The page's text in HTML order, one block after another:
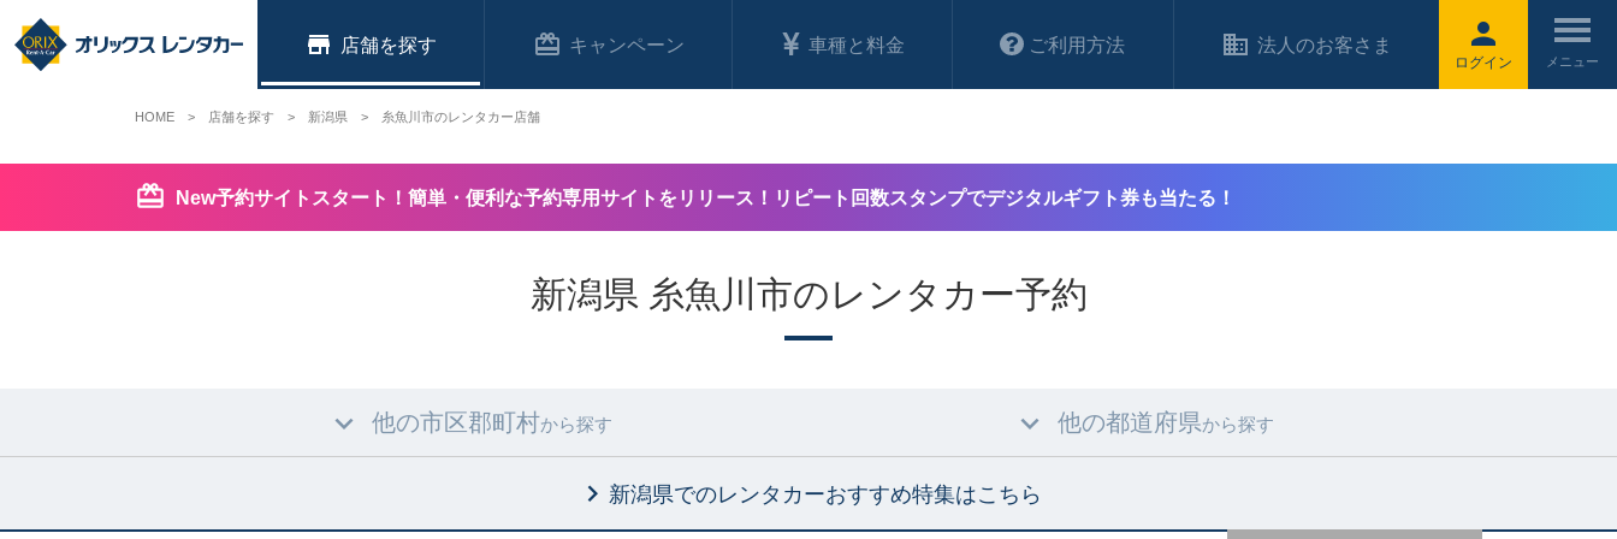
ログイン
店舗 キャンペーン 車種と料金 ご利用方法 法人のお客さま
New予約サイトスタート！簡単・便利な予約専用サイトをリリース！リピート回数スタンプでデジタルギフト券も当たる！
新潟県 糸魚川市のレンタカー予約
他の市区郡町村から探す 他の都道府県から探す
新潟県でのレンタカーおすすめ特集はこちら
HOME 店舗を探す 新潟県 糸魚川市のレンタカー店舗